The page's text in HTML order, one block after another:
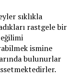
sıklıkla
rastgele bir
ismine
bulunurlar